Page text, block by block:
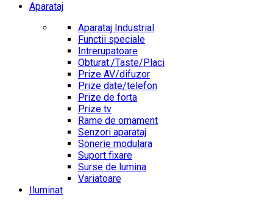
Aparataj
Aparataj Industrial
Functii speciale
Intrerupatoare
Obturat./Taste/Placi
Prize AV/difuzor
Prize date/telefon
Prize de forta
Prize tv
Rame de ornament
Senzori aparataj
Sonerie modulara
Suport fixare
Surse de lumina
Variatoare
Iluminat